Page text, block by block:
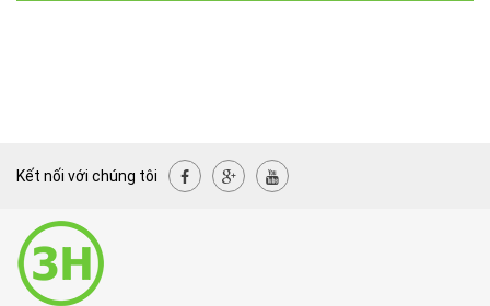
Kết nối với chúng tôi